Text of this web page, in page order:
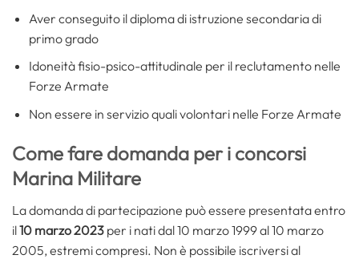
Aver conseguito il diploma di istruzione secondaria di
primo grado
Idoneità fisio-psico-attitudinale per il reclutamento nelle
Forze Armate
Non essere in servizio quali volontari nelle Forze Armate
Come fare domanda per i concorsi
Marina Militare
La domanda di partecipazione può essere presentata entro
il10 marzo 2023 per i nati dal 10 marzo 1999 al 10 marzo
2005, estremi compresi. Non è possibile iscriversi al